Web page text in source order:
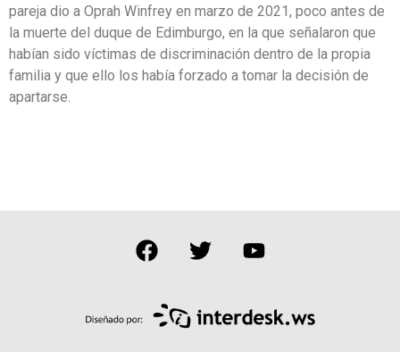
pareja dio a Oprah Winfrey en marzo de 2021, poco antes de
la muerte del duque de Edimburgo, en la que señalaron que
habían sido víctimas de discriminación dentro de la propia
familia y que ello los había forzado a tomar la decisión de
apartarse.